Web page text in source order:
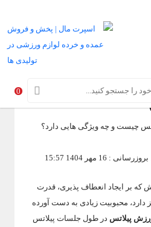
0
و چه ویژگی هایی دارد؟ (1404)
هایی
بروزرسانی : 16 مهر 1404 15:57
که بر ایجاد انعطاف پذیری، قدرت
محبوبیت زیادی به دست آورده
پیلاتس در طول جلسات پیلاتس